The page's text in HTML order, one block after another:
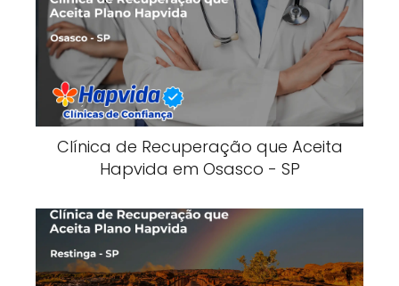
Clínica de Recuperação que Aceita
Hapvida em Osasco - SP